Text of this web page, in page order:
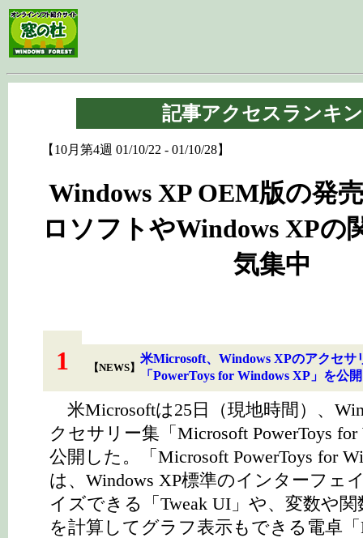
記事アクセスランキ
【10月第4週 01/10/22 - 01/10/28】
Windows XP OEM版の発
ロソフトやWindows XPの
気集中
1 【NEWS】
米Microsoft、Windows XPのアクセサ
「PowerToys for Windows XP」を公開
米Microsoftは25日（現地時間）、
クセサリー集「Microsoft PowerToys
公開した。「Microsoft PowerToys for
は、Windows XP標準のインターフェ
イズできる「Tweak UI」や、変数や
を計算してグラフ表示もできる電卓「